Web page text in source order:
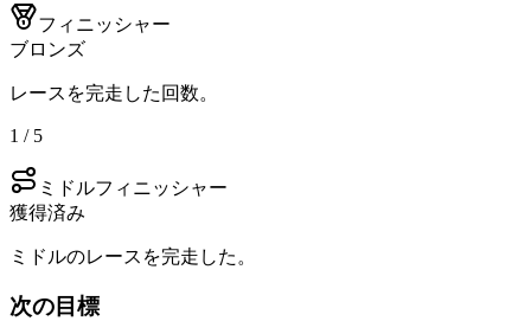
フィニッシャー
ブロンズ
レースを完走した回数。
1 / 5
ミドルフィニッシャー
獲得済み
ミドルのレースを完走した。
次の目標